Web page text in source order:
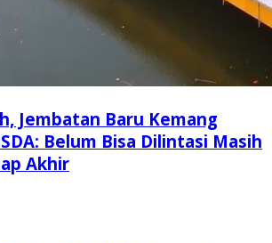
Jembatan Baru Kemang
Belum Bisa Dilintasi Masih
Akhir